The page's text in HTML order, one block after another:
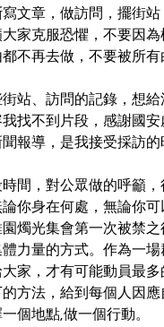
文章，做訪問，擺街
家克服恐懼，不要因
不再去做，不要被所有
站、訪問的記錄，想
找不到片段，感謝國
報導，是我接受採訪的
間，對公眾做的呼籲，
你身在何處，無論你
園燭光集會第一次被禁
力量的方式。作為一
家，才有可能動員最
方法，給到每個人因
個地點,做一個行動。